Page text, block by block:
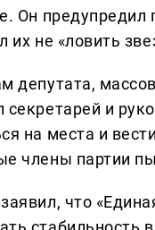
Он
их не «ловить
депутата,
секретарей и
на места и
члены партии
что